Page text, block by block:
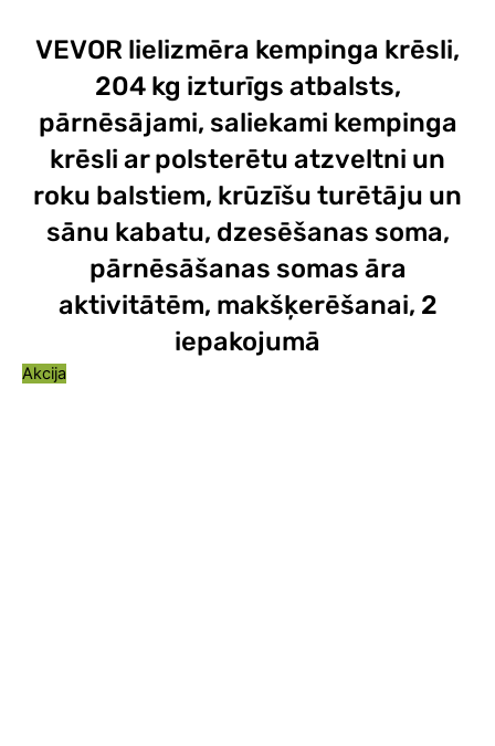
VEVOR lielizmēra kempinga krēsli,
204 kg izturīgs atbalsts,
pārnēsājami, saliekami kempinga
krēsli ar polsterētu atzveltni un
roku balstiem, krūzīšu turētāju un
sānu kabatu, dzesēšanas soma,
pārnēsāšanas somas āra
aktivitātēm, makšķerēšanai, 2
iepakojumā
Akcija